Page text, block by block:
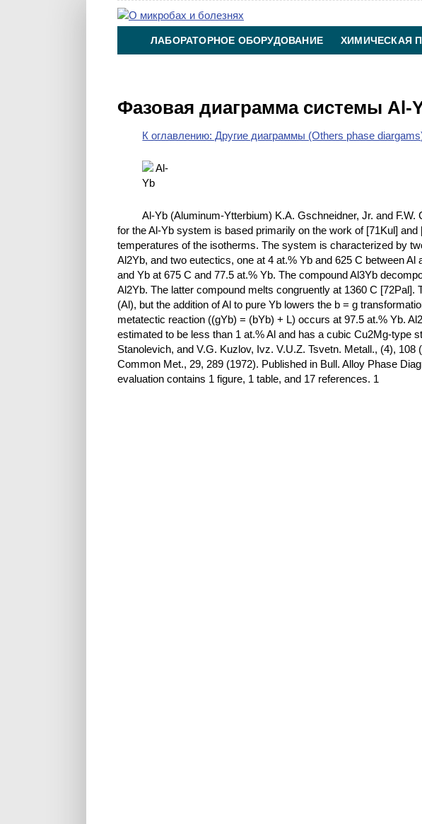
ЛАБОРАТОРНОЕ ОБОРУДОВАНИЕ ХИМИЧЕСКАЯ
Фазовая диаграмма системы Al-
К оглавлению: Другие диаграммы (Others phase
Al-Yb (Aluminum-Ytterbium) K.A. Gschneidner, Jr. and
for the Al-Yb system is based primarily on the work of [71Kul]
temperatures of the isotherms. The system is characterized by
Al2Yb, and two eutectics, one at 4 at.% Yb and 625 C between Al
and Yb at 675 C and 77.5 at.% Yb. The compound Al3Yb
Al2Yb. The latter compound melts congruently at 1360 C [72Pal].
(Al), but the addition of Al to pure Yb lowers the b = g
metatectic reaction ((gYb) = (bYb) + L) occurs at 97.5 at.% Yb.
estimated to be less than 1 at.% Al and has a cubic Cu2Mg-type
Stanolevich, and V.G. Kuzlov, Ivz. V.U.Z. Tsvetn. Metall., (4),
Common Met., 29, 289 (1972). Published in Bull. Alloy Phase
evaluation contains 1 figure, 1 table, and 17 references. 1